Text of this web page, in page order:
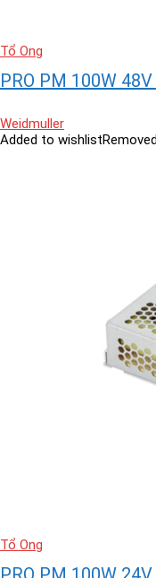
Tổ Ong
PRO PM 100W
Weidmuller
Added to wishlist
Tổ Ong